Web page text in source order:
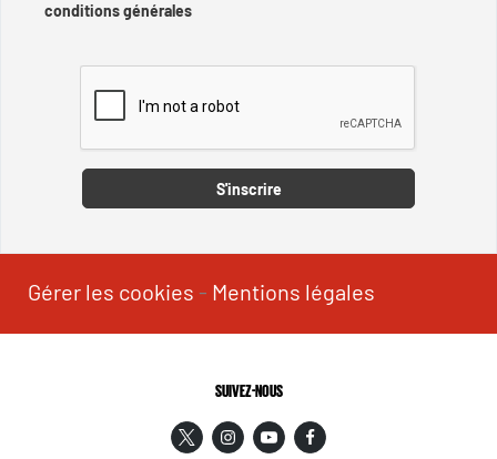
conditions générales
S'inscrire
Gérer les cookies - Mentions légales
SUIVEZ-NOUS